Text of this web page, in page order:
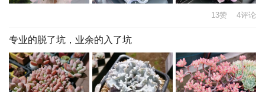
13赞 4评论
专业的脱了坑，业余的入了坑